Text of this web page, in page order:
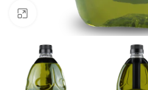
Click to enlarge